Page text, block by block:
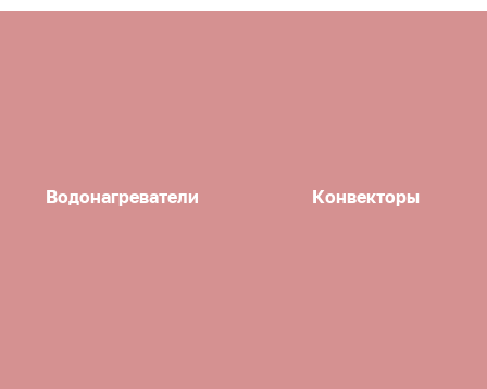
Водонагреватели Конвекторы